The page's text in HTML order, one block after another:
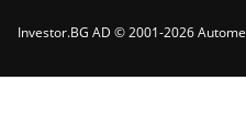
Investor.BG AD © 2001-2026